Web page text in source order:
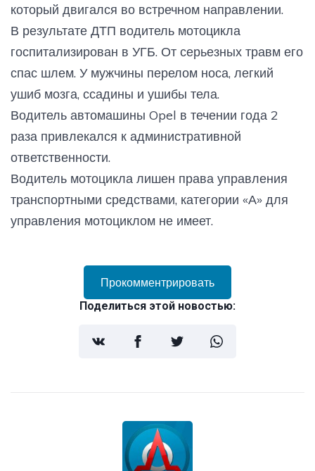
который двигался во встречном направлении.
В результате ДТП водитель мотоцикла
госпитализирован в УГБ. От серьезных травм его
спас шлем. У мужчины перелом носа, легкий
ушиб мозга, ссадины и ушибы тела.
Водитель автомашины Opel в течении года 2
раза привлекался к административной
ответственности.
Водитель мотоцикла лишен права управления
транспортными средствами, категории «А» для
управления мотоциклом не имеет.
Прокомментрировать
Поделиться этой новостью: